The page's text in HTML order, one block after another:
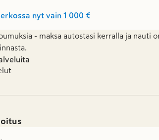
nyt vain 1 000 €
- maksa autostasi kerralla ja nauti